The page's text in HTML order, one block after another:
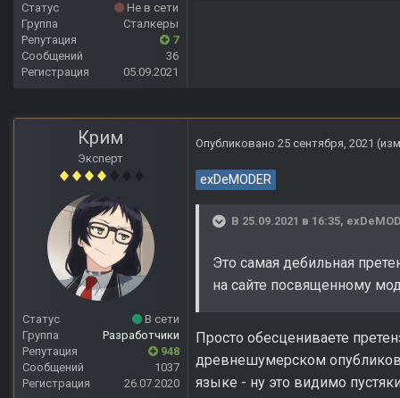
Статус
Не в сети
Группа
Сталкеры
Репутация
7
Сообщений
36
Регистрация
05.09.2021
Крим
Эксперт
Статус
В сети
Группа
Разработчики
Репутация
948
Сообщений
1037
Регистрация
26.07.2020
Опубликовано 25 сентября, 2021
exDeMODER
В 25.09.2021 в 16:35,
Это самая дебильная
на сайте посвященному
Просто обесцениваете
древнешумерском
языке - ну это видимо